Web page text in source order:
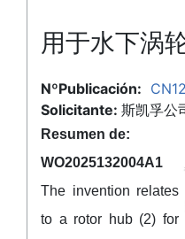
用于水下涡
NºPublicación:
Solicitante: 斯凯孚公
Resumen de:
WO2025132004A1
The invention relates
to a rotor hub (2) for